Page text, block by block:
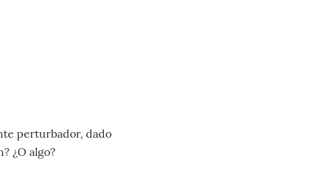
perturbador, dado
¿O algo?